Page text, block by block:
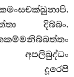
දිබ්බං.
දූරෙපි